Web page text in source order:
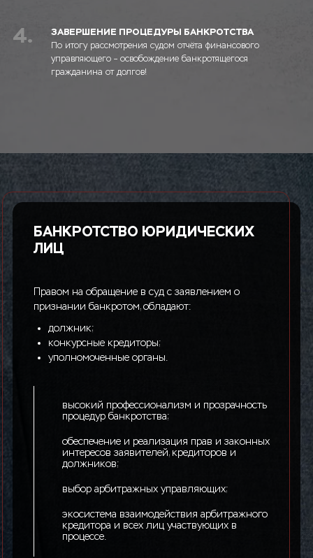
4. ЗАВЕРШЕНИЕ ПРОЦЕДУРЫ БАНКРОТСТВА
По итогу рассмотрения судом отчёта финансового
управляющего – освобождение банкротящегося
гражданина от долгов!
БАНКРОТСТВО ЮРИДИЧЕСКИХ
ЛИЦ
Правом на обращение в суд с заявлением о
признании банкротом, обладают:
должник;
конкурсные кредиторы;
уполномоченные органы.
высокий профессионализм и прозрачность
процедур банкротства;
обеспечение и реализация прав и законных
интересов заявителей, кредиторов и
должников;
выбор арбитражных управляющих;
экосистема взаимодействия арбитражного
кредитора и всех лиц участвующих в
процессе.